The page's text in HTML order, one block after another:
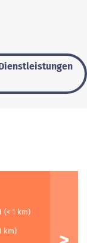
(< 1 km)
km)